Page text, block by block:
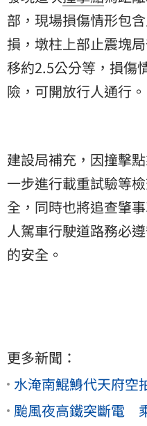
部，現場損傷情形包
損，墩柱上部止震塊
移約2.5公分等，損傷
險，可開放行人通行。
建設局補充，因撞擊
一步進行載重試驗等
全，同時也將追查肇
人駕車行駛道路務必
的安全。
更多新聞：
水淹南鯤鯓代天府空
颱風夜高鐵突斷電